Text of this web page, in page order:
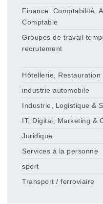
Finance, Comptabilité,
Comptable
Groupes de travail
recrutement
Hôtellerie, Restauration
industrie automobile
Industrie, Logistique &
IT, Digital, Marketing &
Juridique
Services à la personne
sport
Transport / ferroviaire